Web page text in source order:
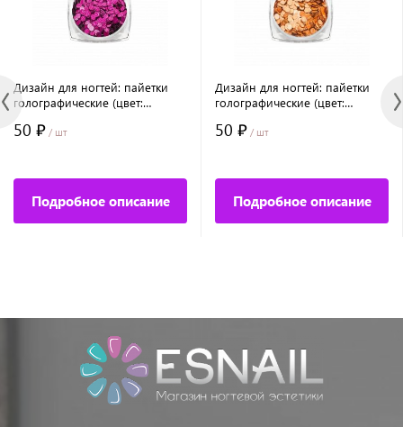
Дизайн для ногтей: пайетки
голографические (цвет:
50 ₽ / шт
Подробное описание
Дизайн для ногтей: пайетки
голографические (цвет:
50 ₽ / шт
Подробное описание